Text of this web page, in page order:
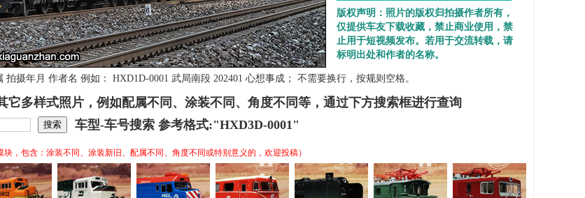
版权声明：照片的版权归拍摄作者所有，
仅提供车友下载收藏，禁止商业使用，禁
止用于短视频发布。若用于交流转载，请
标明出处和作者的名称。
摄年月 作者名 例如： HXD1D-0001 武局南段 202401 心想事成； 不需要换行，按规则空格。
它多样式照片，例如配属不同、涂装不同、角度不同等，通过下方搜索框进行查询
车型-车号搜索 参考格式:"HXD3D-0001"
块，包含：涂装不同、涂装新旧、配属不同、角度不同或特别意义的，欢迎投稿）